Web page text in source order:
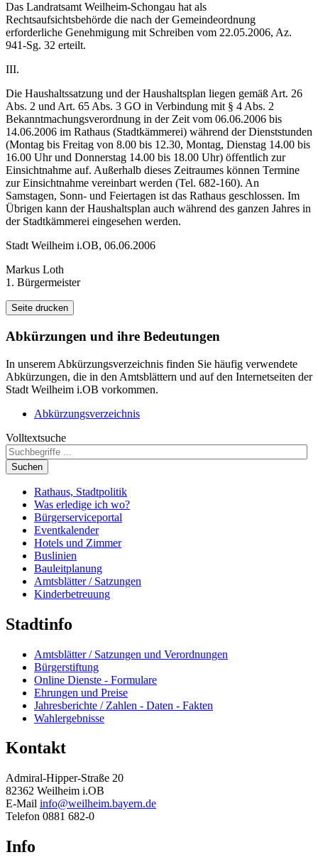
Das Landratsamt Weilheim-Schongau hat als
Rechtsaufsichtsbehörde die nach der Gemeindeordnung
erforderliche Genehmigung mit Schreiben vom 22.05.2006, Az.
941-Sg. 32 erteilt.
III.
Die Haushaltssatzung und der Haushaltsplan liegen gemäß Art. 26
Abs. 2 und Art. 65 Abs. 3 GO in Verbindung mit § 4 Abs. 2
Bekanntmachungsverordnung in der Zeit vom 06.06.2006 bis
14.06.2006 im Rathaus (Stadtkämmerei) während der Dienststunden
(Montag bis Freitag von 8.00 bis 12.30, Montag, Dienstag 14.00 bis
16.00 Uhr und Donnerstag 14.00 bis 18.00 Uhr) öffentlich zur
Einsichtnahme auf. Außerhalb dieses Zeitraumes können Termine
zur Einsichtnahme vereinbart werden (Tel. 682-160). An
Samstagen, Sonn- und Feiertagen ist das Rathaus geschlossen. Im
Übrigen kann der Haushaltsplan auch während des ganzen Jahres in
der Stadtkämmerei eingesehen werden.
Stadt Weilheim i.OB, 06.06.2006
Markus Loth
1. Bürgermeister
Seite drucken
Abkürzungen und ihre Bedeutungen
In unserem Abkürzungsverzeichnis finden Sie häufig verwendete
Abkürzungen, die in den Amtsblättern und auf den Internetseiten der
Stadt Weilheim i.OB vorkommen.
Abkürzungsverzeichnis
Volltextsuche
Suchen
Rathaus, Stadtpolitik
Was erledige ich wo?
Bürgerserviceportal
Eventkalender
Hotels und Zimmer
Buslinien
Bauleitplanung
Amtsblätter / Satzungen
Kinderbetreuung
Stadtinfo
Amtsblätter / Satzungen und Verordnungen
Bürgerstiftung
Online Dienste - Formulare
Ehrungen und Preise
Jahresberichte / Zahlen - Daten - Fakten
Wahlergebnisse
Kontakt
Admiral-Hipper-Straße 20
82362 Weilheim i.OB
E-Mail info@weilheim.bayern.de
Telefon 0881 682-0
Info